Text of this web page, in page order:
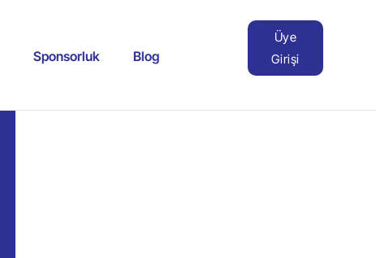
Sponsorluk Blog
Üye
Girişi